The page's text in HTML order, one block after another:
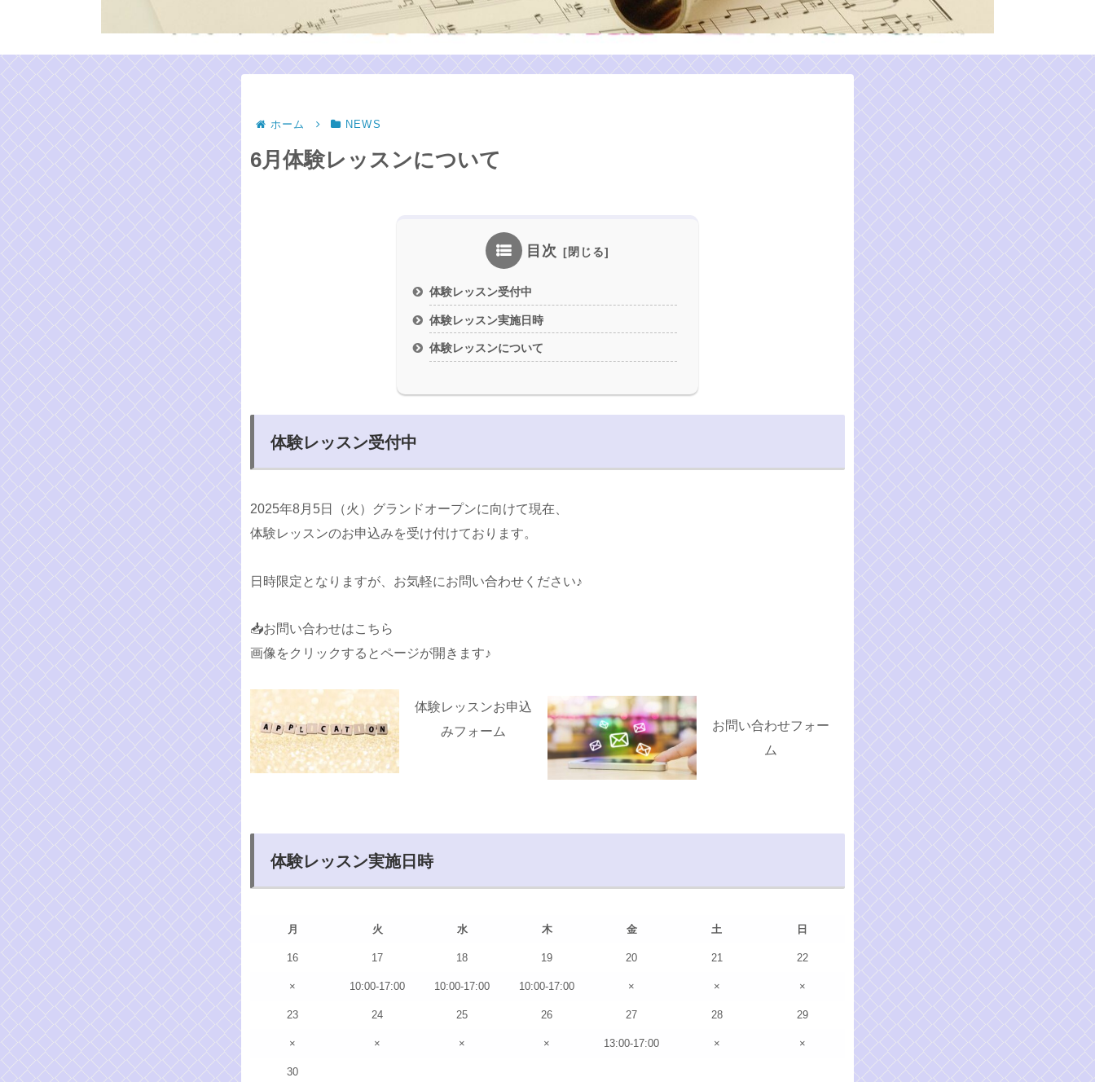
ホーム NEWS
6月体験レッスンについて
目次
体験レッスン受付中
体験レッスン実施日時
体験レッスンについて
体験レッスン受付中
2025年8月5日（火）グランドオープンに向けて現在、
体験レッスンのお申込みを受け付けております。
日時限定となりますが、お気軽にお問い合わせください♪
📥お問い合わせはこちら
画像をクリックするとページが開きます♪
体験レッスンお申込
みフォーム
お問い合わせフォー
ム
体験レッスン実施日時
月 火 水 木 金 土 日
16 17 18 19 20 21 22
× 10:00-17:00 10:00-17:00 10:00-17:00 × × ×
23 24 25 26 27 28 29
× × × × 13:00-17:00 × ×
30